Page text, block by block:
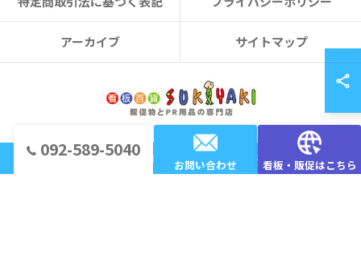
092-589-5040
お問い合わせ 看板・販促はこちら
アーカイブ サイトマップ
© 2026 福岡のノベルティなら看板百貨 SUKIYAKI ALL RIGHTS RESERVED.